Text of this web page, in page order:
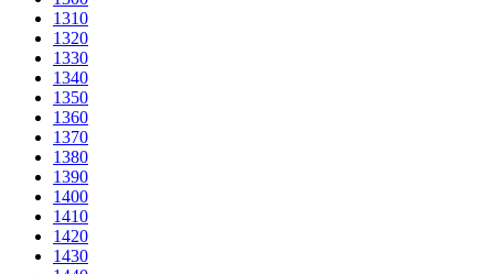
1310
1320
1330
1340
1350
1360
1370
1380
1390
1400
1410
1420
1430